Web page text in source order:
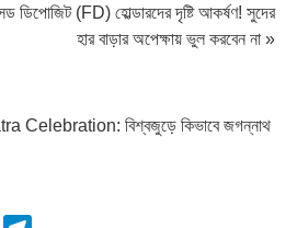
(FD) হোল্ডারদের দৃষ্টি আকর্ষণ! সুদের
হার বাড়ার অপেক্ষায় ভুল করবেন না »
বিশ্বজুড়ে কিভাবে জগন্নাথ